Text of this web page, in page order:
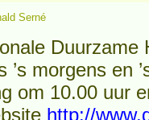
Serné
Duurzame
morgens en
om 10.00 uur
http://